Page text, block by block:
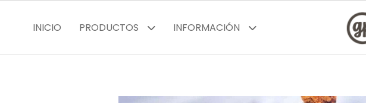
INICIO PRODUCTOS INFORMACIÓN